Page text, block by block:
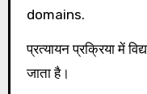
domains.
प्रत्यायन प्रक्रिया में
जाता है।